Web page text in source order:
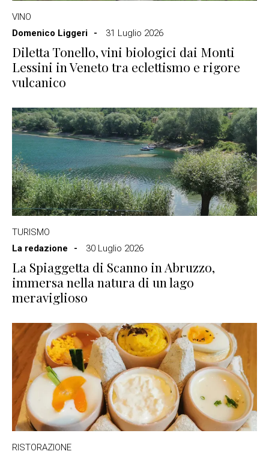
VINO
Domenico Liggeri
31 Luglio 2026
Diletta Tonello, vini biologici dai Monti
Lessini in Veneto tra eclettismo e rigore
vulcanico
TURISMO
La redazione
30 Luglio 2026
La Spiaggetta di Scanno in Abruzzo,
immersa nella natura di un lago
meraviglioso
RISTORAZIONE